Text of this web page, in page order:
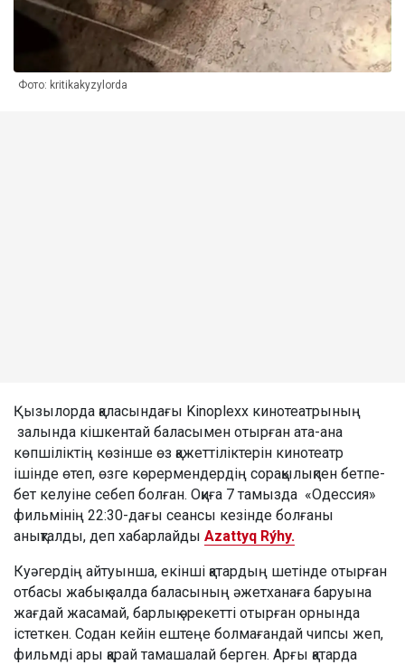
Фото: kritikakyzylorda
Қызылорда қаласындағы Kinoplexx кинотеатрының
залында кішкентай баласымен отырған ата-ана
көпшіліктің көзінше өз қажеттіліктерін кинотеатр
ішінде өтеп, өзге көрермендердің сорақылықпен бетпе-
бет келуіне себеп болған. Оқиға 7 тамызда «Одессия»
фильмінің 22:30-дағы сеансы кезінде болғаны
анықталды, деп хабарлайды Azattyq Rýhy.
Куәгердің айтуынша, екінші қатардың шетінде отырған
отбасы жабық залда баласының әжетханаға баруына
жағдай жасамай, барлық әрекетті отырған орнында
істеткен. Содан кейін ештеңе болмағандай чипсы жеп,
фильмді ары қарай тамашалай берген. Арғы қатарда